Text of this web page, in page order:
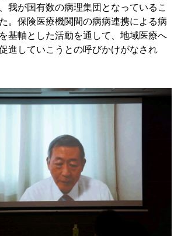
我が国有数の病理集団となっているこ
。保険医療機関間の病病連携による病
基軸とした活動を通して、地域医療へ
進していこうとの呼びかけがなされ